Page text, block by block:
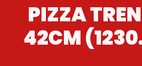
PIZZA
42CM